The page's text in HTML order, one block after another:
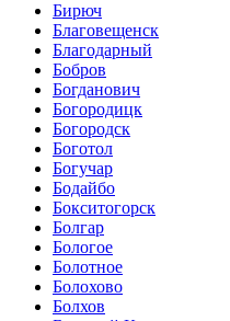
Бирюч
Благовещенск
Благодарный
Бобров
Богданович
Богородицк
Богородск
Боготол
Богучар
Бодайбо
Бокситогорск
Болгар
Бологое
Болотное
Болохово
Болхов